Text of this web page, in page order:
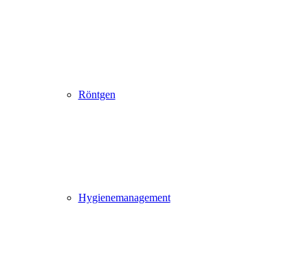
Röntgen
Hygienemanagement